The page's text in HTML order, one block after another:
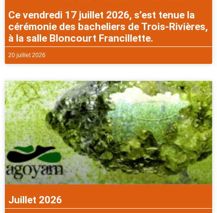
Ce vendredi 17 juillet 2026, s’est tenue la
cérémonie des bacheliers de Trois-Rivières,
à la salle Bloncourt Francillette.
20 juillet 2026
Juillet 2026